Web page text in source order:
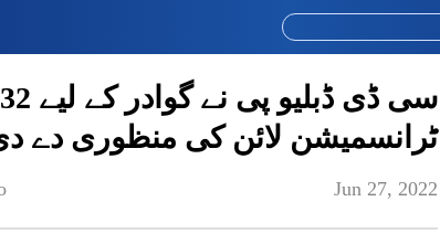
ٹرانسمیشن لائن کی منظوری دے
Jun 27, 2022